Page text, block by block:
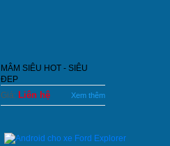
MÂM SIÊU HOT - SIÊU
ĐẸP
Giá: Liên hệ Xem thêm